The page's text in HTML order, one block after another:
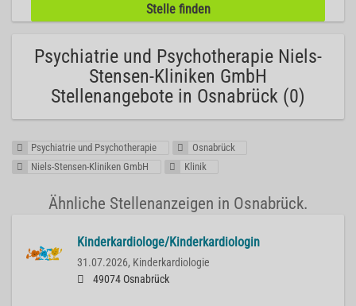
Psychiatrie und Psychotherapie Niels-
Stensen-Kliniken GmbH
Stellenangebote in Osnabrück (0)
Psychiatrie und Psychotherapie
Osnabrück
Niels-Stensen-Kliniken GmbH
Klinik
Ähnliche Stellenanzeigen in Osnabrück.
Kinderkardiologe/Kinderkardiologin
31.07.2026, Kinderkardiologie
49074 Osnabrück